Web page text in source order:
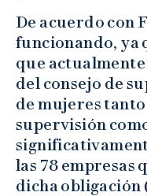
De acuerdo con
funcionando, ya
que actualmente
del consejo de
de mujeres tanto
supervisión
las 78 empresas
dicha obligación